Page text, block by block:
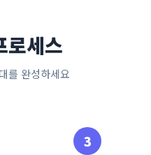
로세스
를 완성하세요